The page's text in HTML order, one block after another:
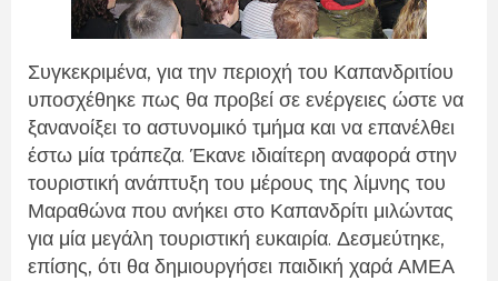
Συγκεκριμένα, για την περιοχή του Καπανδριτίου
υποσχέθηκε πως θα προβεί σε ενέργειες ώστε να
ξανανοίξει το αστυνομικό τμήμα και να επανέλθει
έστω μία τράπεζα. Έκανε ιδιαίτερη αναφορά στην
τουριστική ανάπτυξη του μέρους της λίμνης του
Μαραθώνα που ανήκει στο Καπανδρίτι μιλώντας
για μία μεγάλη τουριστική ευκαιρία. Δεσμεύτηκε,
επίσης, ότι θα δημιουργήσει παιδική χαρά ΑΜΕΑ